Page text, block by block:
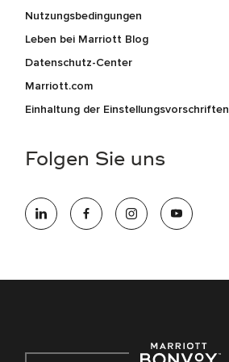
Nutzungsbedingungen
Leben bei Marriott Blog
Datenschutz-Center
Marriott.com
Einhaltung der Einstellungsvorschriften
Folgen Sie uns